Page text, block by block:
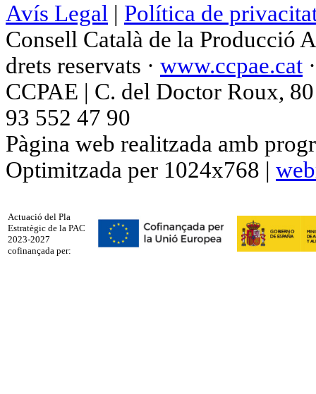
Avís Legal | Política de
Consell Català de la Producció
drets reservats · www.ccpae.cat
CCPAE | C. del Doctor Roux,
93 552 47 90
Pàgina web realitzada amb
Optimitzada per 1024x768 |
Actuació del Pla
Estratègic de la PAC
2023-2027
cofinançada per: